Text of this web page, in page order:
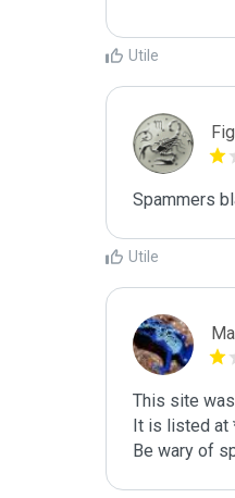
Utile
Spammers
Utile
This site
It is listed at
Be wary of